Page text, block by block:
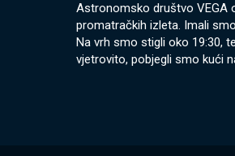
Astronomsko društvo VEGA
promatračkih izleta. Imali
Na vrh smo stigli oko 19:30,
vjetrovito, pobjegli smo kući